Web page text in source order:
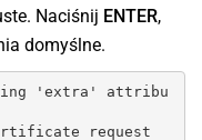
Naciśnij ENTER,
domyślne.
'extra' attribu
request